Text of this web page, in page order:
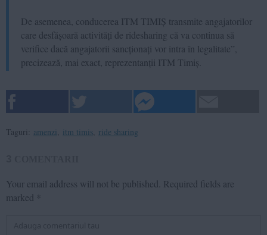
De asemenea, conducerea ITM TIMIȘ transmite angajatorilor
care desfășoară activități de ridesharing că va continua să
verifice dacă angajatorii sancționați vor intra în legalitate”,
precizează, mai exact, reprezentanții ITM Timiș.
Taguri: amenzi itm timis ride sharing
Your email address will not be published. Required fields are
marked *